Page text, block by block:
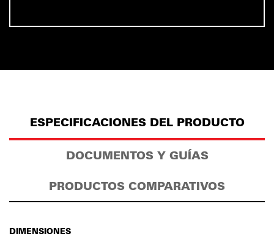
ESPECIFICACIONES DEL PRODUCTO
DOCUMENTOS Y GUÍAS
PRODUCTOS COMPARATIVOS
DIMENSIONES